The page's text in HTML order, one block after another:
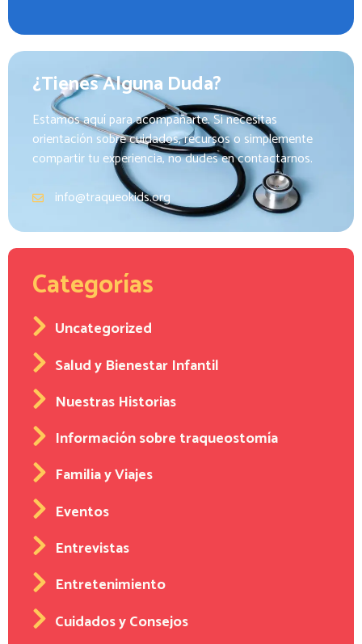
¿Tienes Alguna Duda?
Estamos aquí para acompañarte. Si necesitas
orientación sobre cuidados, recursos o simplemente
compartir tu experiencia, no dudes en contactarnos.
info@traqueokids.org
Categorías
Uncategorized
Salud y Bienestar Infantil
Nuestras Historias
Información sobre traqueostomía
Familia y Viajes
Eventos
Entrevistas
Entretenimiento
Cuidados y Consejos